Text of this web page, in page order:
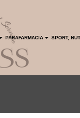
PARAFARMACIA SPORT,